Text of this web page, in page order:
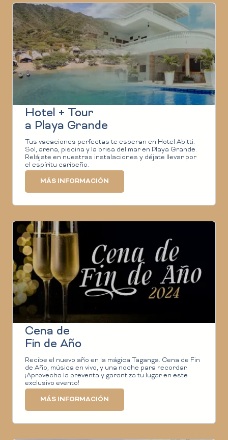
Hotel + Tour
a Playa Grande
Tus vacaciones perfectas te esperan en Hotel Abitti.
Sol, arena, piscina y la brisa del mar en Playa Grande.
Relájate en nuestras instalaciones y déjate llevar por
el espíritu caribeño.
MÁS INFORMACIÓN
Cena de
Fin de Año
Recibe el nuevo año en la mágica Taganga. Cena de Fin
de Año, música en vivo, y una noche para recordar.
¡Aprovecha la preventa y garantiza tu lugar en este
exclusivo evento!
MÁS INFORMACIÓN